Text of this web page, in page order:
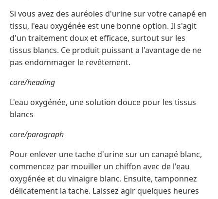
Si vous avez des auréoles d'urine sur votre canapé en
tissu, l'eau oxygénée est une bonne option. Il s'agit
d'un traitement doux et efficace, surtout sur les
tissus blancs. Ce produit puissant a l'avantage de ne
pas endommager le revêtement.
core/heading
L'eau oxygénée, une solution douce pour les tissus
blancs
core/paragraph
Pour enlever une tache d'urine sur un canapé blanc,
commencez par mouiller un chiffon avec de l'eau
oxygénée et du vinaigre blanc. Ensuite, tamponnez
délicatement la tache. Laissez agir quelques heures